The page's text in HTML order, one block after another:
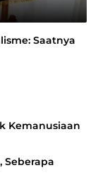
Saatnya
Kemanusiaan
Seberapa